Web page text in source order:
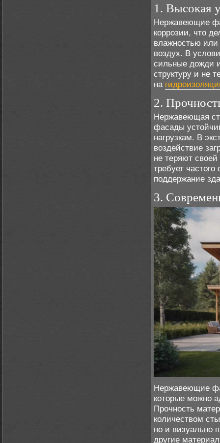
1. Высокая
Нержавеющие
коррозии, что
влажностью
воздух. В
сильные дожди
структуру и не
на
2.
Нержавеющая
фасады
нагрузкам. В
воздействие
не теряют
требует
поддержание
3.
Нержавеющие
которые можно
Прочность
количеством
но и визуально
другие